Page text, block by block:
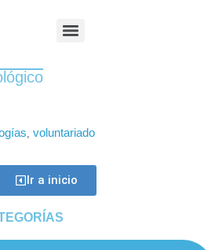
, voluntariado
Ir a inicio